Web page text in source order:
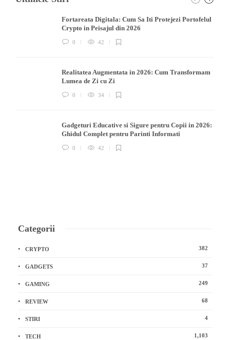
Fortareata Digitala: Cum Sa Iti Protejezi Portofelul
Crypto in Peisajul din 2026
0 42
Realitatea Augmentata in 2026: Cum Transformam
Lumea de Zi cu Zi
0 34
Gadgeturi Educative si Sigure pentru Copii in 2026:
Ghidul Complet pentru Parinti Informati
0 42
Categorii
CRYPTO 382
GADGETS 37
GAMING 249
REVIEW 68
STIRI 4
TECH 1,103